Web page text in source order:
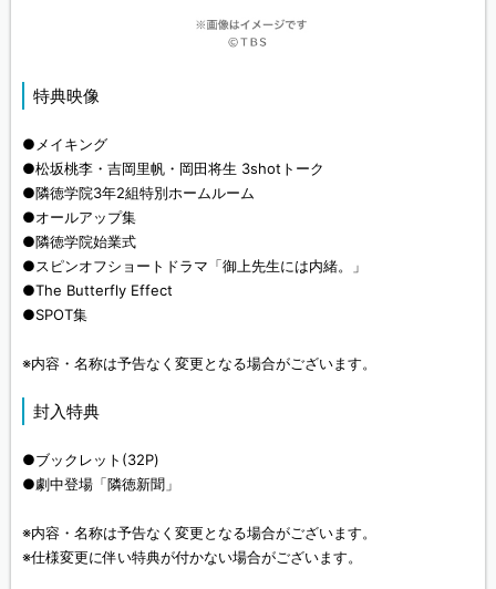
特典映像
●メイキング
●松坂桃李・吉岡里帆・岡田将生 3shotトーク
●隣徳学院3年2組特別ホームルーム
●オールアップ集
●隣徳学院始業式
●スピンオフショートドラマ「御上先生には内緒。」
●The Butterfly Effect
●SPOT集
※内容・名称は予告なく変更となる場合がございます。
封入特典
●ブックレット(32P)
●劇中登場「隣徳新聞」
※内容・名称は予告なく変更となる場合がございます。
※仕様変更に伴い特典が付かない場合がございます。